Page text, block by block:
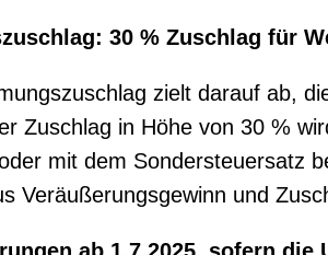
30 % Zuschlag für
zielt darauf ab,
Zuschlag in Höhe von 30 %
mit dem Sondersteuersatz
Veräußerungsgewinn und